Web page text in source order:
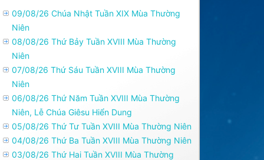
09/08/26 Chúa Nhật Tuần XIX Mùa Thường
Niên
08/08/26 Thứ Bảy Tuần XVIII Mùa Thường
Niên
07/08/26 Thứ Sáu Tuần XVIII Mùa Thường
Niên
06/08/26 Thứ Năm Tuần XVIII Mùa Thường
Niên, Lễ Chúa Giêsu Hiển Dung
05/08/26 Thứ Tư Tuần XVIII Mùa Thường Niên
04/08/26 Thứ Ba Tuần XVIII Mùa Thường Niên
03/08/26 Thứ Hai Tuần XVIII Mùa Thường